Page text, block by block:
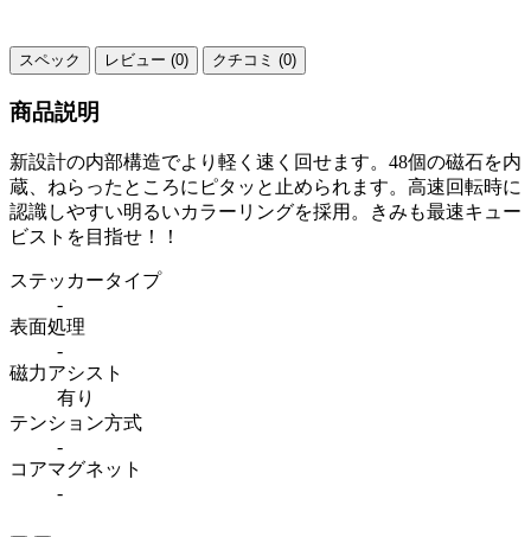
スペック レビュー (0) クチコミ (0)
商品説明
新設計の内部構造でより軽く速く回せます。48個の磁石を内
蔵、ねらったところにピタッと止められます。高速回転時に
認識しやすい明るいカラーリングを採用。きみも最速キュー
ビストを目指せ！！
ステッカータイプ
-
表面処理
-
磁力アシスト
有り
テンション方式
-
コアマグネット
-